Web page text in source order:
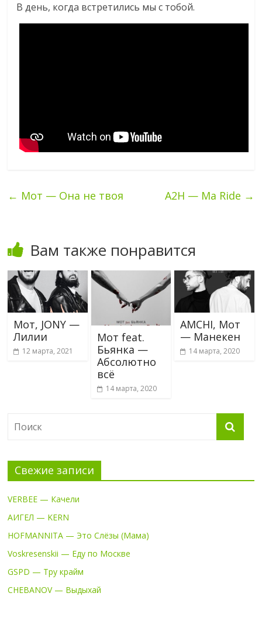
В день, когда встретились мы с тобой.
← Мот — Она не твоя A2H — Ma Ride →
Вам также понравится
Мот, JONY —
Лилии
12 марта, 2021
Мот feat.
Бьянка —
Абсолютно
всё
14 марта, 2020
AMCHI, Мот
— Манекен
14 марта, 2020
Свежие записи
VERBEE — Качели
АИГЕЛ — KERN
HOFMANNITA — Это Слёзы (Мама)
Voskresenskii — Еду по Москве
GSPD — Тру крайм
CHEBANOV — Выдыхай